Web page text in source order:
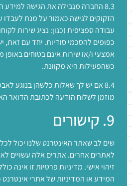
8.3 החברה מגבילה את הגישה
הזקוקים לגישה כאמור על מנת לעבדו
עבודה ספציפית (כגון: נציג שירות
כפופים להסכמי סודיות. יחד עם זאת,
אמצעי ו/או שירות אינם בטוחים באופן
כשהפעילות היא מקוונת.
8.4 אם יש לך שאלות כלשהן בנוגע
מוזמן לשלוח הודעה לכתובת הדואר
9. קישורים
שים לב שאתר האינטרנט שלנו יכול
לאתרים אחרים. אתרים אלה עשויים
זיהוי אישי. מדיניות פרטיות זו אינה
המידע או המדיניות של אתרי אינטרנט